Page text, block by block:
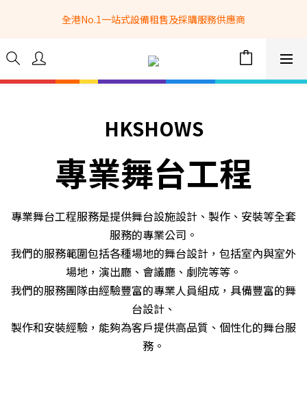
全港No.1一站式設備租售及採購服務供應商
全港No.1一站式設備租售及採購服務供應商
選購現貨產品全單滿$3500自家專送免運費 (只限網站落單, 不適用
於急單, 訂制產品, 屏風, 籠車, 舞台等)
全港No.1一站式設備租售及採購服務供應商
HKSHOWS
專業舞台工程
專業舞台工程服務是提供舞台設施設計、製作、安裝等全套
服務的專業公司。
我們的服務範圍包括各種場地的舞台設計，包括室內與室外
場地，演出廳、會議廳、劇院等等。
我們的服務團隊由經驗豐富的專業人員組成，具備豐富的舞
台設計、
製作和安裝經驗，能夠為客戶提供高品質、個性化的舞台服
務。